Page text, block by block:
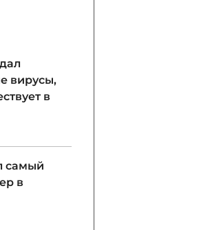
вирусы,
в
самый
в